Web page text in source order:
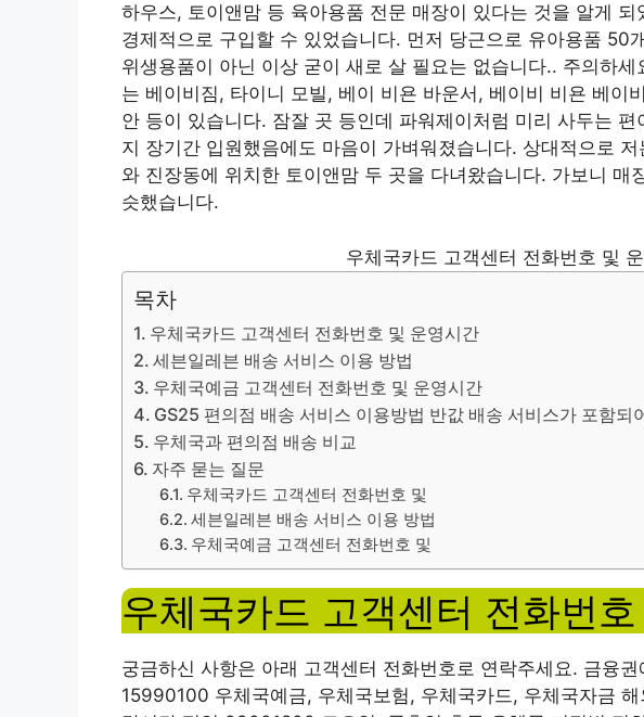
하우스, 토이앤맘 등 육아용품 전문 매장이 있다는 것을 알게 되
경제적으로 구입할 수 있었습니다. 먼저 당근으로 유아용품 50
위생용품이 아닌 이상 굳이 새로 살 필요는 없습니다.. 주의하
는 베이비짐, 타이니 모빌, 베이 비욘 바운서, 베이비 비욘 베이
안 등이 있습니다. 잠잘 곳 등인데 파워제이처럼 미리 사두는
지 장기간 입원했음에도 마음이 가벼워졌습니다. 상대적으로
와 진장동에 위치한 토이앤맘 두 곳을 다녀왔습니다. 가보니 매
슷했습니다.
우체국카드 고객센터 전화번호 및
목차
우체국카드 고객센터 전화번호 및 운영시간
세븐일레븐 배송 서비스 이용 방법
우체국예금 고객센터 전화번호 및 운영시간
GS25 편의점 배송 서비스 이용방법 반값 배송 서비스가 포함되
우체국과 편의점 배송 비교
자주 묻는 질문
우체국카드 고객센터 전화번호 및
세븐일레븐 배송 서비스 이용 방법
우체국예금 고객센터 전화번호 및
우체국카드 고객센터 전화번
궁금하신 사항은 아래 고객센터 전화번호로 연락주세요. 금융
15990100 우체국예금, 우체국보험, 우체국카드, 우체국자금